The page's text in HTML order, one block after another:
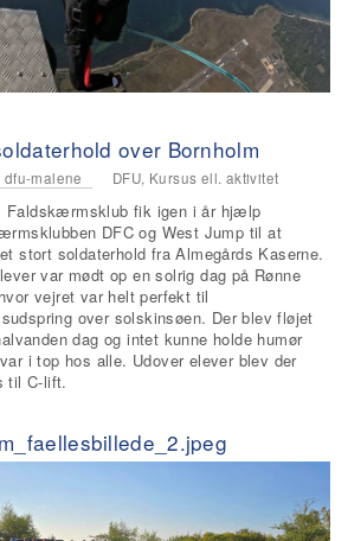
over Bornholm
dfu-malene DFU, Kursus ell. aktivitet
Faldskærmsklub fik igen i år hjælp
DFC og West Jump til at
stort soldaterhold fra Almegårds Kaserne.
var mødt op en solrig dag på Rønne
vejret var helt perfekt til
over solskinsøen. Der blev fløjet
dag og intet kunne holde humør
i top hos alle. Udover elever blev der
til C-lift.